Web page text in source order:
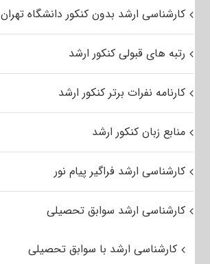
کارشناسی ارشد بدون کنکور دانشگاه تهران
رتبه های قبولی کنکور ارشد
کارنامه نفرات برتر کنکور ارشد
منابع زبان کنکور ارشد
کارشناسی ارشد فراگیر پیام نور
کارشناسی ارشد سوابق تحصیلی
کارشناسی ارشد با سوابق تحصیلی